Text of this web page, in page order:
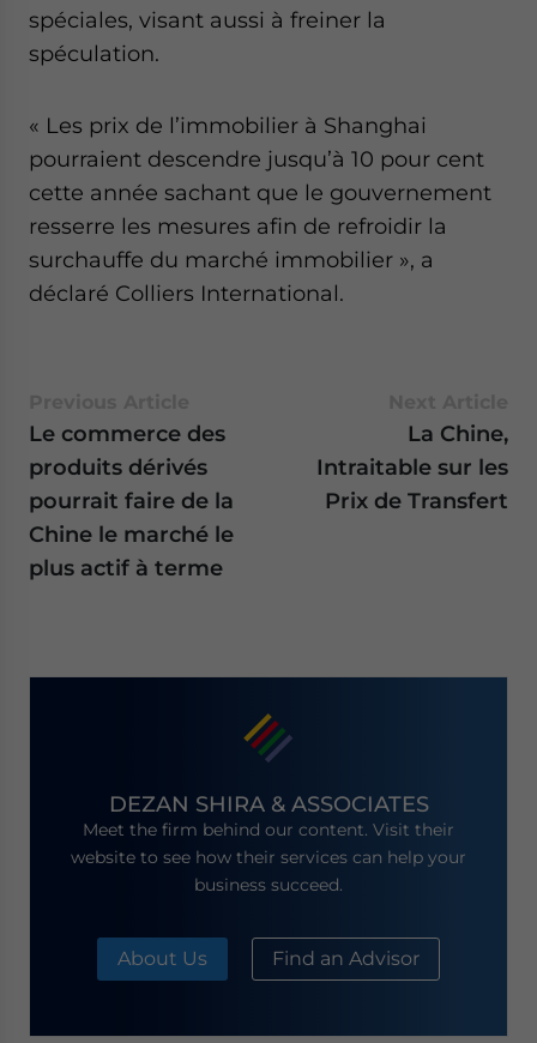
spéciales, visant aussi à freiner la
spéculation.
« Les prix de l’immobilier à Shanghai
pourraient descendre jusqu’à 10 pour cent
cette année sachant que le gouvernement
resserre les mesures afin de refroidir la
surchauffe du marché immobilier », a
déclaré Colliers International.
Le commerce des
produits dérivés
pourrait faire de la
Chine le marché le
plus actif à terme
La Chine,
Intraitable sur les
Prix de Transfert
DEZAN SHIRA & ASSOCIATES
Meet the firm behind our content. Visit their
website to see how their services can help your
business succeed.
About Us Find an Advisor